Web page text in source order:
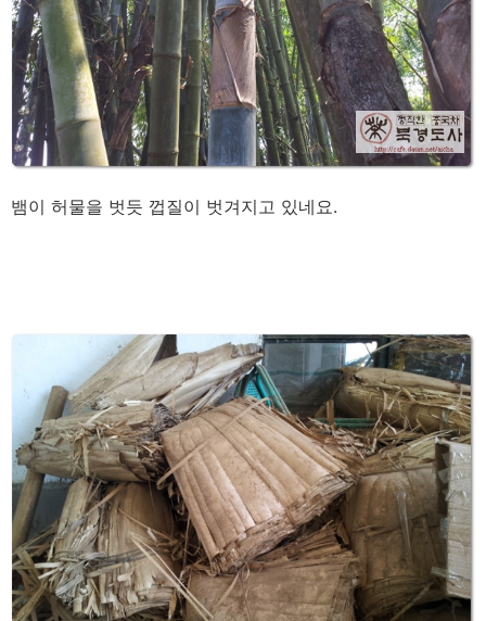
뱀이 허물을 벗듯 껍질이 벗겨지고 있네요.